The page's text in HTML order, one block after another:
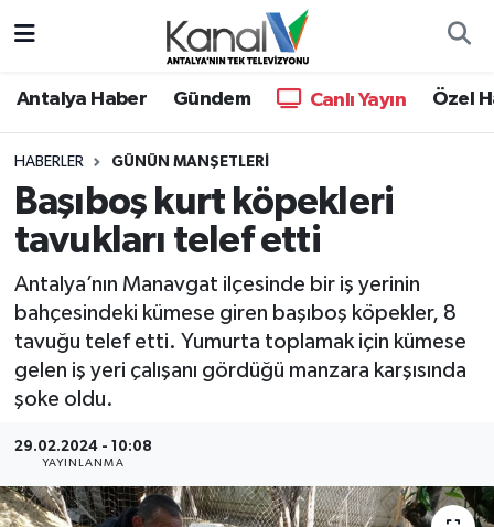
Antalya Haber Gündem Canlı Yayın Özel
HABERLER GÜNÜN MANŞETLERI
Başıboş kurt köpekleri
tavukları telef etti
Antalya’nın Manavgat ilçesinde bir iş yerinin
bahçesindeki kümese giren başıboş köpekler, 8
tavuğu telef etti. Yumurta toplamak için kümese
gelen iş yeri çalışanı gördüğü manzara karşısında
şoke oldu.
29.02.2024 - 10:08
YAYINLANMA
Antalya Haber
Dünya
Eğitim
Ekonomi
Gündem
Hava Durumu
Trafik Durumu
Süper Lig Puan Durumu ve Fikstür
Tüm Manşetler
Son Dakika Haberleri